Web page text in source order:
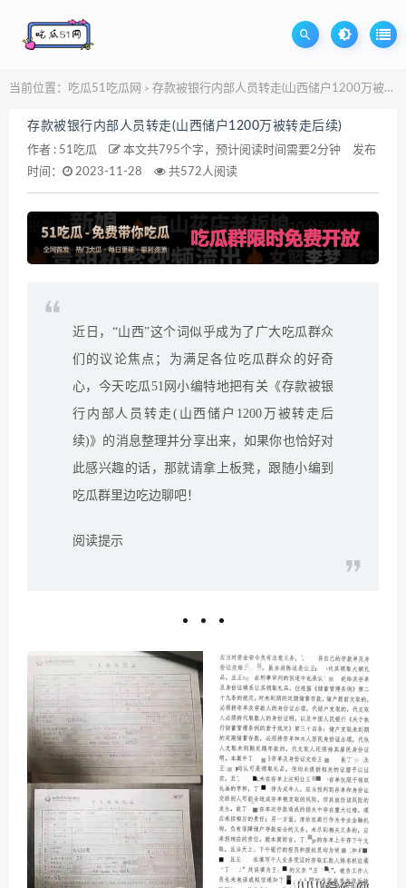
当前位置： 吃瓜51吃瓜网 > 存款被银行内部人员转走(山西储户1200万被转走后续)
存款被银行内部人员转走(山西储户1200万被转走后续)
作者 : 51吃瓜 本文共795个字，预计阅读时间需要2分钟
发布
时间：
2023-11-28 共572人阅读
近日，“山西”这个词似乎成为了广大吃瓜群众
们的议论焦点；为满足各位吃瓜群众的好奇
心，今天吃瓜51网小编特地把有关《存款被银
行内部人员转走(山西储户1200万被转走后
续)》的消息整理并分享出来，如果你也恰好对
此感兴趣的话，那就请拿上板凳，跟随小编到
吃瓜群里边吃边聊吧！
阅读提示